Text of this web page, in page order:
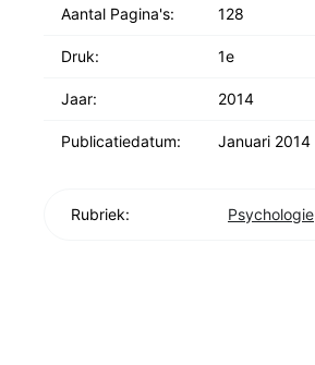
Aantal Pagina's: 128
Druk: 1e
Jaar: 2014
Publicatiedatum: Januari 2014
Rubriek: Psychologie